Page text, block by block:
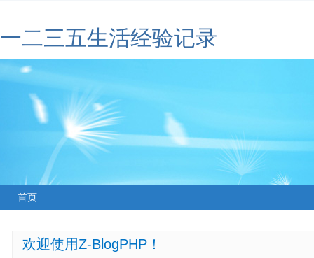
一二三五生活经验记录
首页
欢迎使用Z-BlogPHP！